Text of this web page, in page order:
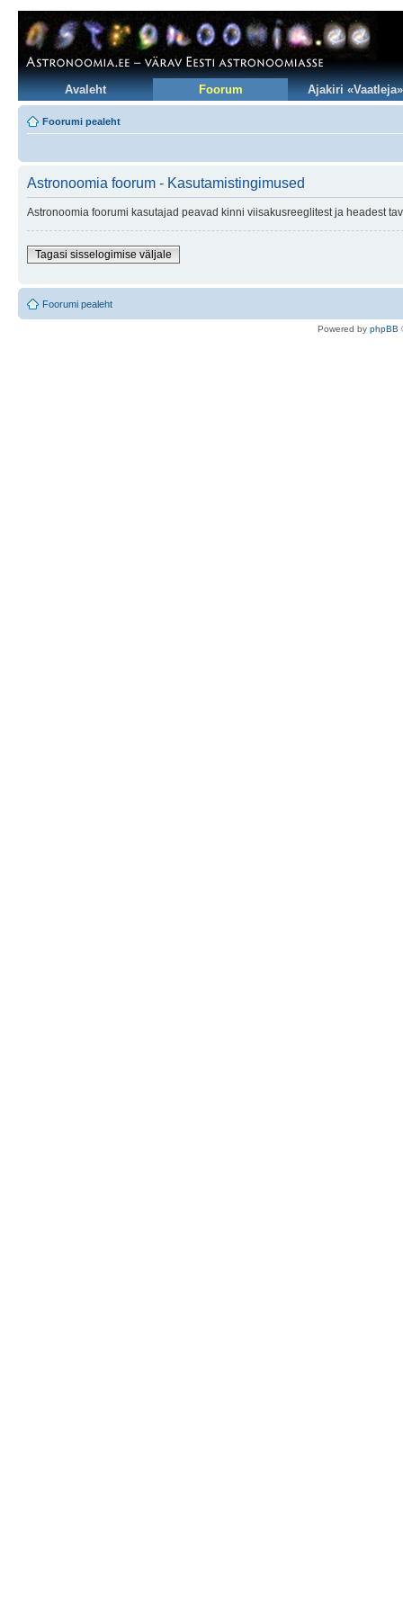
Avaleht Foorum Ajakiri «Vaatleja»
Foorumi pealeht
Astronoomia foorum - Kasutamistingimused
Astronoomia foorumi kasutajad peavad kinni viisakusreeglitest ja headest
Tagasi sisselogimise väljale
Foorumi pealeht
Powered by phpBB